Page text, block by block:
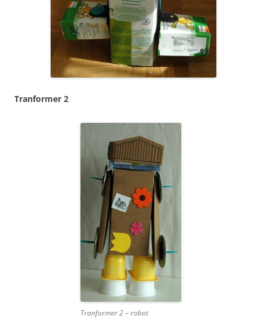
Tranformer 2
Tranformer 2 – robot